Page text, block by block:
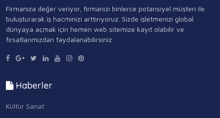
Firmanıza değer veriyor, firmanızı binlerce potansiyel müşteri ile
buluşturarak iş hacminizi arttırıyoruz. Sizde işletmenizi global
dünyaya açmak için hemen web sitemize kayıt olabilir ve
fırsatlarımızdan faydalanabilirsiniz.
Haberler
Kültür Sanat